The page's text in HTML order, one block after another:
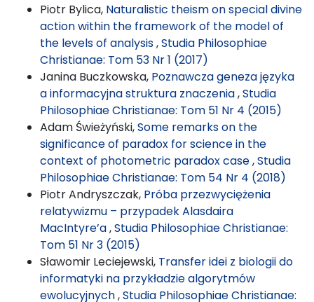
Piotr Bylica, Naturalistic theism on special divine
action within the framework of the model of
the levels of analysis,Studia Philosophiae
Christianae: Tom 53 Nr 1 (2017)
Janina Buczkowska, Poznawcza geneza języka
a informacyjna struktura znaczenia,Studia
Philosophiae Christianae: Tom 51 Nr 4 (2015)
Adam Świeżyński,Some remarks on the
significance of paradox for science in the
context of photometric paradox case,Studia
Philosophiae Christianae: Tom 54 Nr 4 (2018)
Piotr Andryszczak, Próba przezwyciężenia
relatywizmu – przypadek Alasdaira
MacIntyre’a,Studia Philosophiae Christianae:
Tom 51 Nr 3 (2015)
Sławomir Leciejewski, Transfer idei z biologii do
informatyki na przykładzie algorytmów
ewolucyjnych,Studia Philosophiae Christianae: